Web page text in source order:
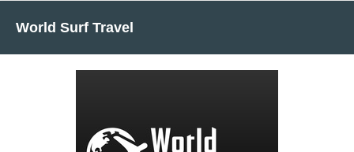
World Surf Travel